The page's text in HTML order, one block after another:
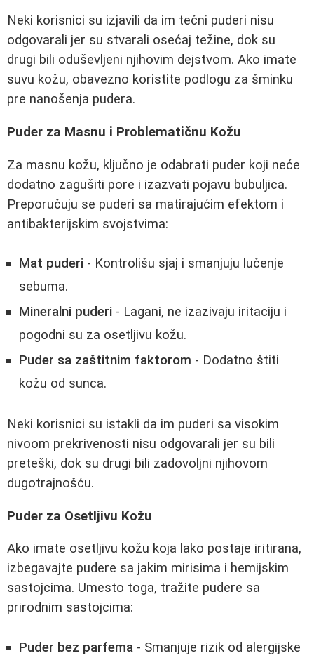
Neki korisnici su izjavili da im tečni puderi nisu
odgovarali jer su stvarali osećaj težine, dok su
drugi bili oduševljeni njihovim dejstvom. Ako imate
suvu kožu, obavezno koristite podlogu za šminku
pre nanošenja pudera.
Puder za Masnu i Problematičnu Kožu
Za masnu kožu, ključno je odabrati puder koji neće
dodatno zagušiti pore i izazvati pojavu bubuljica.
Preporučuju se puderi sa matirajućim efektom i
antibakterijskim svojstvima:
Mat puderi - Kontrolišu sjaj i smanjuju lučenje
sebuma.
Mineralni puderi - Lagani, ne izazivaju iritaciju i
pogodni su za osetljivu kožu.
Puder sa zaštitnim faktorom - Dodatno štiti
kožu od sunca.
Neki korisnici su istakli da im puderi sa visokim
nivoom prekrivenosti nisu odgovarali jer su bili
preteški, dok su drugi bili zadovoljni njihovom
dugotrajnošću.
Puder za Osetljivu Kožu
Ako imate osetljivu kožu koja lako postaje iritirana,
izbegavajte pudere sa jakim mirisima i hemijskim
sastojcima. Umesto toga, tražite pudere sa
prirodnim sastojcima:
Puder bez parfema - Smanjuje rizik od alergijske